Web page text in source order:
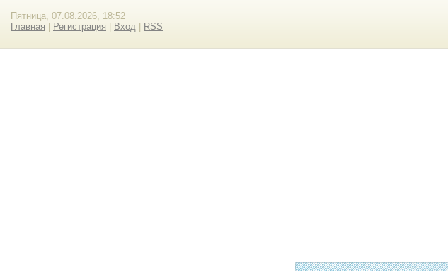
Пятница, 07.08.2026, 18:52
Главная
Регистрация Вход RSS